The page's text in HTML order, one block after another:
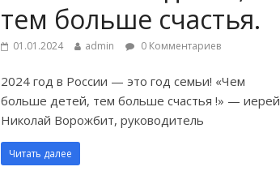
тем больше счастья.
01.01.2024 admin 0 Комментариев
2024 год в России — это год семьи! «Чем
больше детей, тем больше счастья !» — иерей
Николай Ворожбит, руководитель
Читать далее